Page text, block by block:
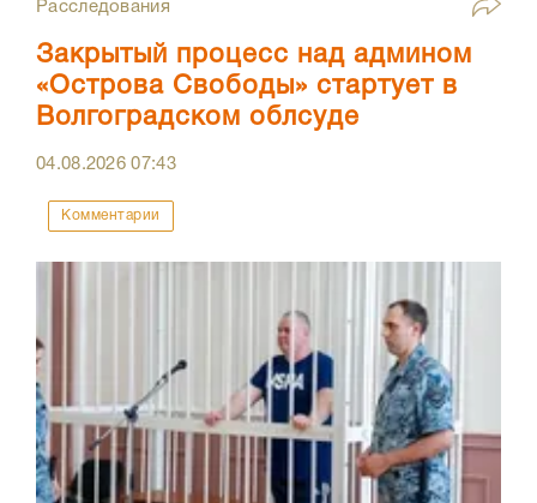
Расследования
Закрытый процесс над админом
«Острова Свободы» стартует в
Волгоградском облсуде
04.08.202607:43
Комментарии